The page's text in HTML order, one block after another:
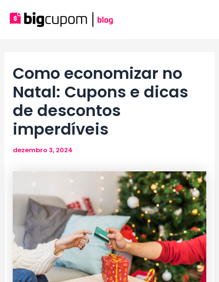
para
Como economizar no
Natal: Cupons e dicas
de descontos
imperdíveis
dezembro 3, 2024